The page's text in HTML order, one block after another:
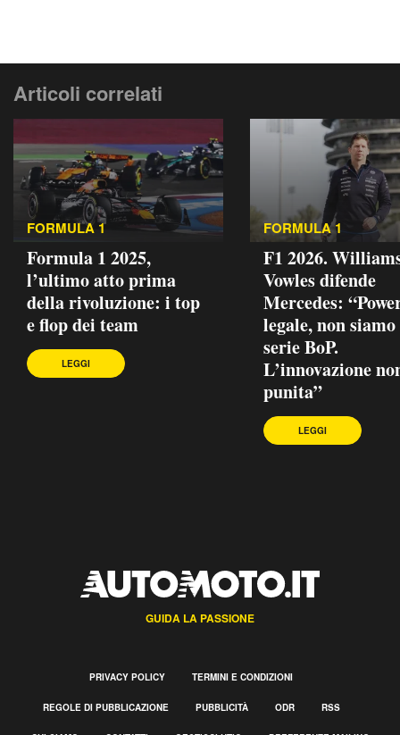
Articoli correlati
FORMULA 1
Formula 1 2025,
l’ultimo atto prima
della rivoluzione: i top
e flop dei team
LEGGI
FORMULA 1
F1 2026.
Vowles difende
Mercedes:
legale, non
serie BoP.
L’innovazione
punita”
LEGGI
GUIDA LA PASSIONE
PRIVACY POLICY TERMINI E CONDIZIONI
REGOLE DI PUBBLICAZIONE PUBBLICITÀ ODR RSS